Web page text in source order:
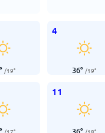
/19°
4
36° /19°
11